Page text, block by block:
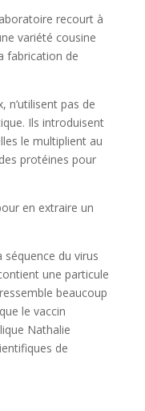
recourt à
variété cousine
fabrication de
n’utilisent pas de
Ils introduisent
le multiplient au
protéines pour
en extraire un
du virus
une particule
beaucoup
le vaccin
Nathalie
de